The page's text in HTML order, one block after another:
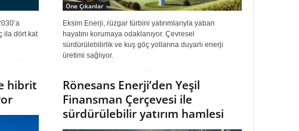
ila dört kat
Öne Çıkanlar
Eksim Enerji, rüzgar türbini yatırımlarıyla yaban
hayatını korumaya odaklanıyor. Çevresel
sürdürülebilirlik ve kuş göç yollarına duyarlı enerji
üretimi sağlıyor.
hibrit
Rönesans Enerji’den Yeşil
Finansman Çerçevesi ile
sürdürülebilir yatırım hamlesi